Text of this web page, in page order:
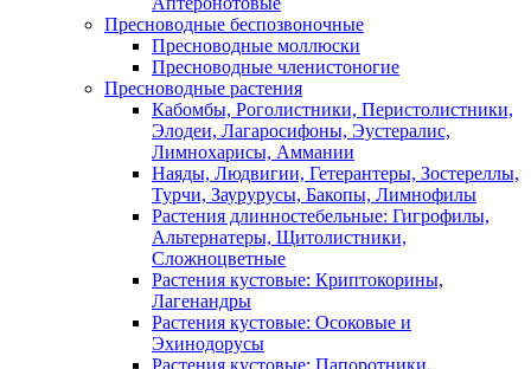
Пресноводные беспозвоночные
Пресноводные моллюски
Пресноводные членистоногие
Пресноводные растения
Кабомбы, Роголистники, Перистолистники,
Элодеи, Лагаросифоны, Эустералис,
Лимнохарисы, Аммании
Наяды, Людвигии, Гетерантеры, Зостереллы,
Турчи, Заурурусы, Бакопы, Лимнофилы
Растения длинностебельные: Гигрофилы,
Альтернатеры, Щитолистники,
Сложноцветные
Растения кустовые: Криптокорины,
Лагенандры
Растения кустовые: Осоковые и
Эхинодорусы
Растения кустовые: Папоротники,